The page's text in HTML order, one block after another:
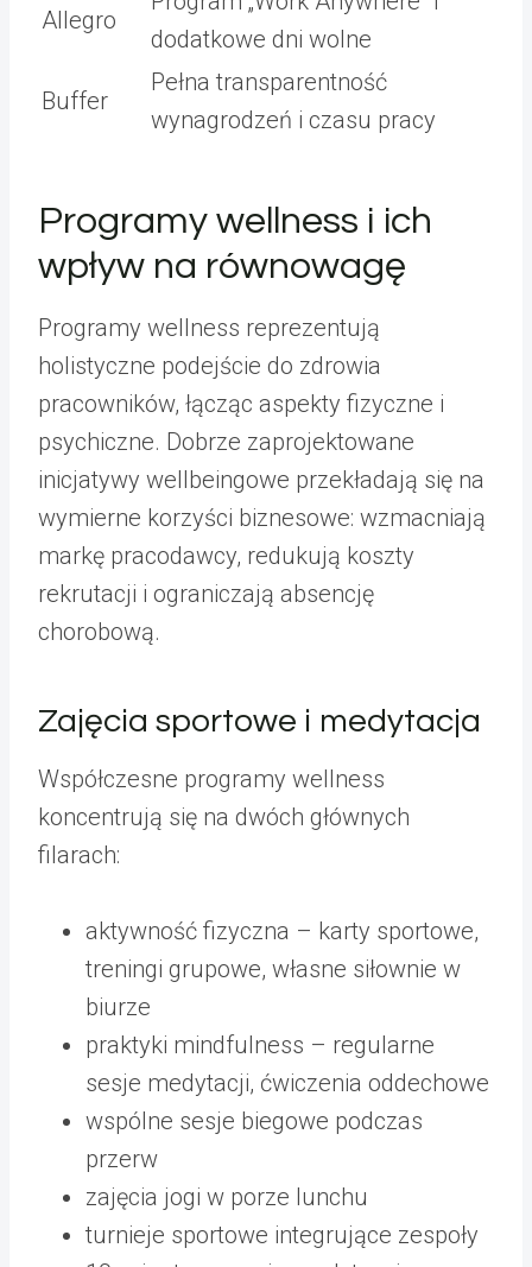
Allegro
dodatkowe dni wolne
Buffer
Pełna transparentność
wynagrodzeń i czasu pracy
Programy wellness i ich
wpływ na równowagę
Programy wellness reprezentują
holistyczne podejście do zdrowia
pracowników, łącząc aspekty fizyczne i
psychiczne. Dobrze zaprojektowane
inicjatywy wellbeingowe przekładają się na
wymierne korzyści biznesowe: wzmacniają
markę pracodawcy, redukują koszty
rekrutacji i ograniczają absencję
chorobową.
Zajęcia sportowe i medytacja
Współczesne programy wellness
koncentrują się na dwóch głównych
filarach:
aktywność fizyczna – karty sportowe,
treningi grupowe, własne siłownie w
biurze
praktyki mindfulness – regularne
sesje medytacji, ćwiczenia oddechowe
wspólne sesje biegowe podczas
przerw
zajęcia jogi w porze lunchu
turnieje sportowe integrujące zespoły